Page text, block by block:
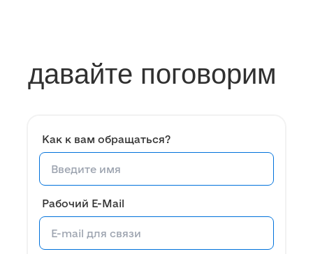
давайте поговорим
Как к вам обращаться?
Рабочий E-Mail